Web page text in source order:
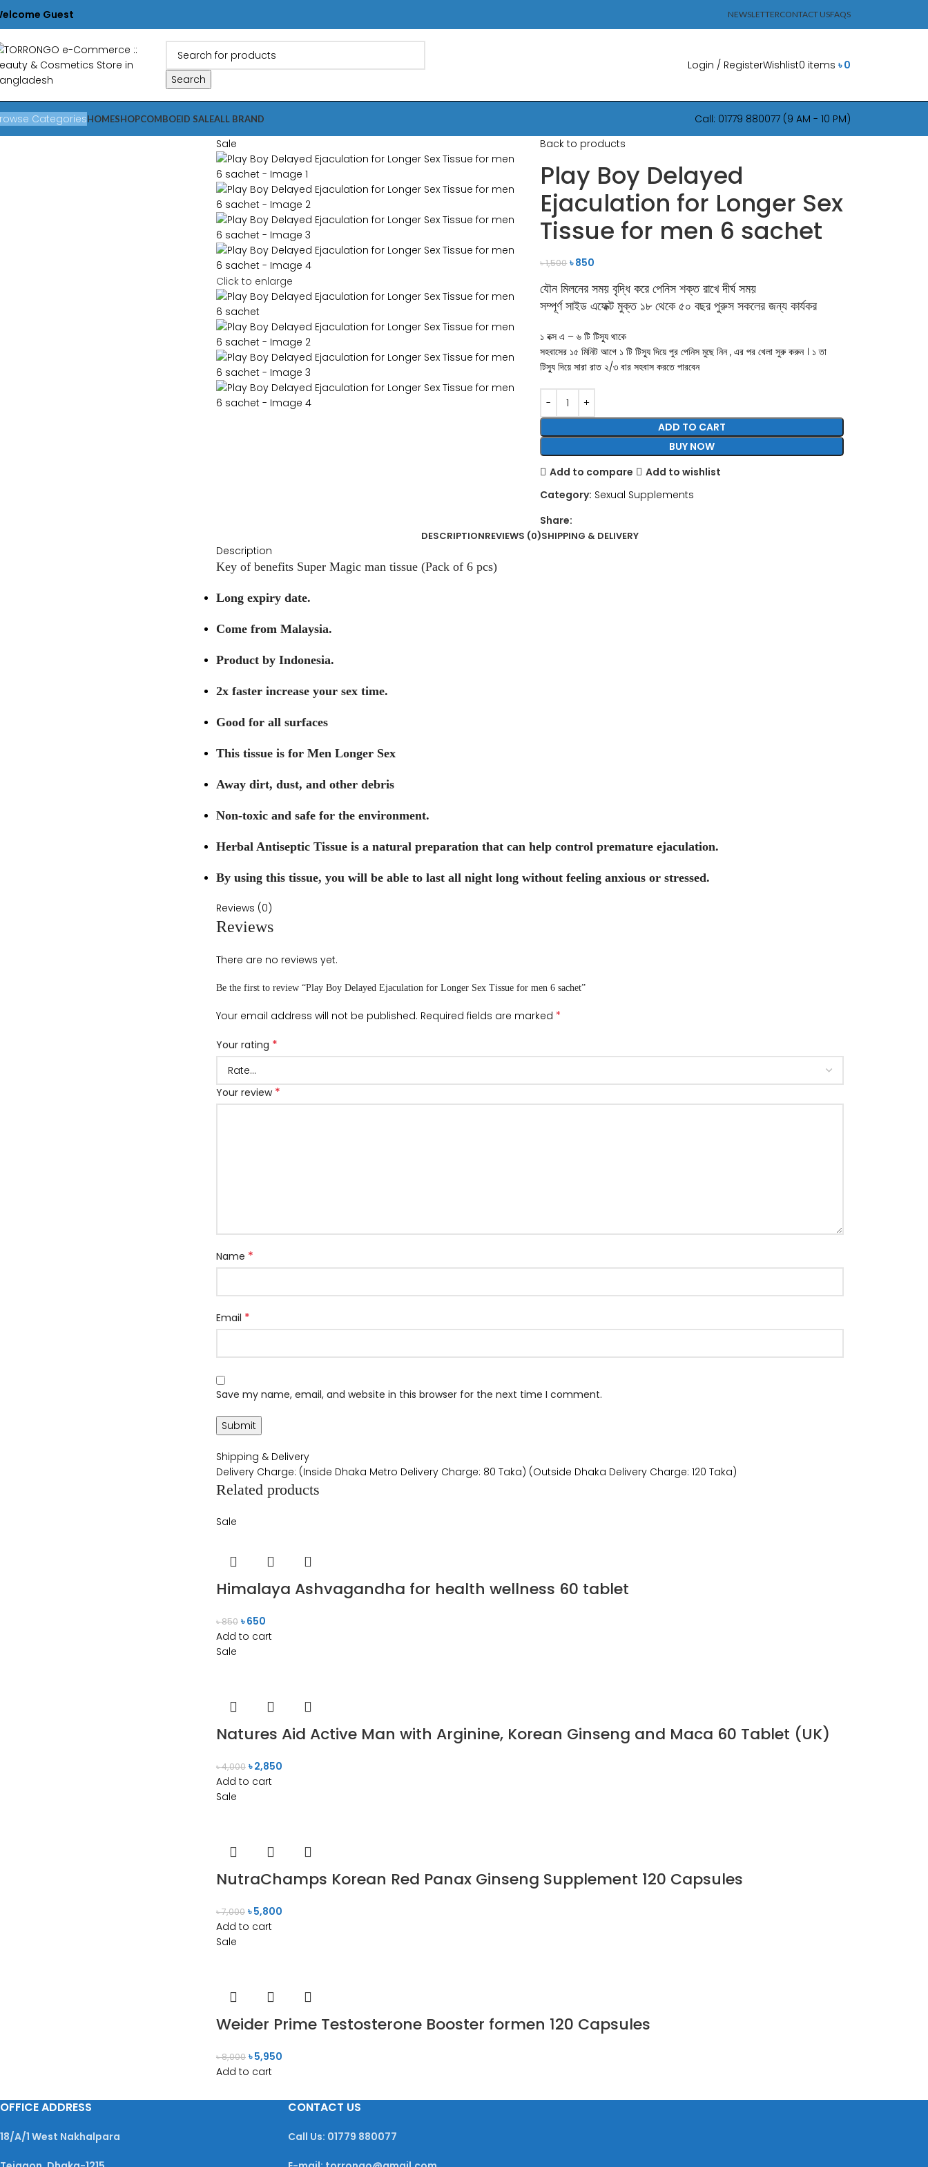
Guest NEWSLETTERCONTACT USFAQS
Search
Login / RegisterWishlist0 items ৳0
CategoriesHOMESHOPCOMBOEID SALEALL BRAND
Call: 01779 880077 (9 AM - 10 PM)
Sale
Click to enlarge
Back to products
Play Boy Delayed
Ejaculation for Longer Sex
Tissue for men 6 sachet
৳1,500 ৳850
যৌন মিলনের সময় বৃদ্ধি করে পেনিস শক্ত রাখে দীর্ঘ সময়
সম্পূর্ণ সাইড এফেক্ট মুক্ত ১৮ থেকে ৫০ বছর পুরুস সকলের জন্য কার্যকর
১ বক্স এ – ৬ টি টিস্যু থাকে
সহবাসের ১৫ মিনিট আগে ১ টি টিস্যু দিয়ে পুর পেনিস মুছে নিন , এর পর খেলা সুরু করুন । ১ তা
টিস্যু দিয়ে সারা রাত ২/৩ বার সহবাস করতে পারবেন
ADD TO CART
BUY NOW
Add to compare
Add to wishlist
Category: Sexual Supplements
Share:
DESCRIPTIONREVIEWS (0)SHIPPING & DELIVERY
Description
Key of benefits Super Magic man tissue (Pack of 6 pcs)
Long expiry date.
Come from Malaysia.
Product by Indonesia.
2x faster increase your sex time.
Good for all surfaces
This tissue is for Men Longer Sex
Away dirt, dust, and other debris
Non-toxic and safe for the environment.
Herbal Antiseptic Tissue is a natural preparation that can help control premature ejaculation.
By using this tissue, you will be able to last all night long without feeling anxious or stressed.
Reviews (0)
Reviews
There are no reviews yet.
Be the first to review “Play Boy Delayed Ejaculation for Longer Sex Tissue for men 6 sachet”
Your email address will not be published. Required fields are marked *
Your rating *
Your review *
Name *
Email *
Save my name, email, and website in this browser for the next time I comment.
Shipping & Delivery
Delivery Charge: (Inside Dhaka Metro Delivery Charge: 80 Taka) (Outside Dhaka Delivery Charge: 120 Taka)
Related products
Sale
Himalaya Ashvagandha for health wellness 60 tablet
৳850 ৳650
Add to cart
Sale
Natures Aid Active Man with Arginine, Korean Ginseng and Maca 60 Tablet (UK)
৳4,000 ৳2,850
Add to cart
Sale
NutraChamps Korean Red Panax Ginseng Supplement 120 Capsules
৳7,000 ৳5,800
Add to cart
Sale
Weider Prime Testosterone Booster formen 120 Capsules
৳8,000 ৳5,950
Add to cart
OFFICE ADDRESS
18/A/1 West Nakhalpara
CONTACT US
Call Us: 01779 880077